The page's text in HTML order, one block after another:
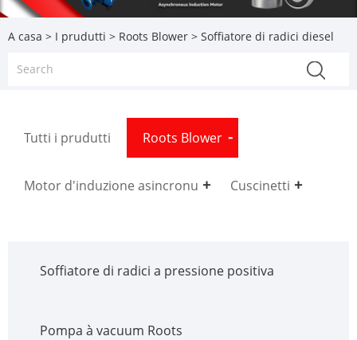
A casa > I prudutti > Roots Blower > Soffiatore di radici diesel
Tutti i prudutti Roots Blower
Motor d'induzione asincronu Cuscinetti
Soffiatore di radici a pressione positiva
Pompa à vacuum Roots